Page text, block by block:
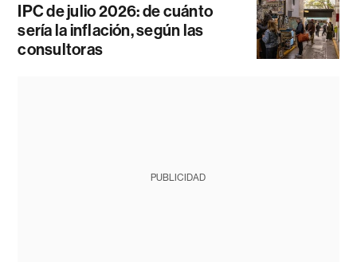
IPC de julio 2026: de cuánto
sería la inflación, según las
consultoras
PUBLICIDAD